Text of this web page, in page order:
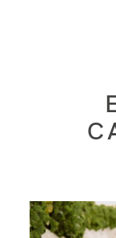
PORTFOLIO